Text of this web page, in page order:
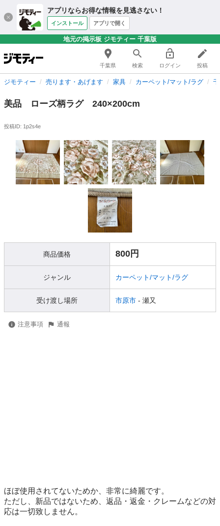
アプリならお得な情報を見逃さない！
インストール アプリで開く
地元の掲示板 ジモティー 千葉版
千葉県 検索 ログイン 投稿
ジモティー 売ります・あげます 家具 カーペット/マット/ラグ
美品 ローズ柄ラグ 240×200cm
投稿ID: 1p2s4e
商品価格 800円
ジャンル カーペット/マット/ラグ
受け渡し場所 市原市 - 瀬又
注意事項 通報
ほぼ使用されてないためか、非常に綺麗です。
ただし、新品ではないため、返品・返金・クレームなどの対
応は一切致しません。